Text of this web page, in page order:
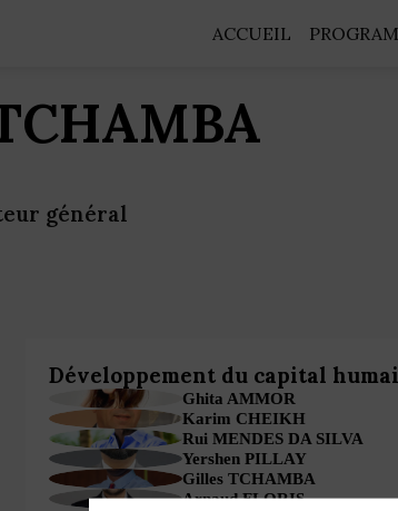
ACCUEIL
général
Développement du capital
GA Ghita AMMOR
KC Karim CHEIKH
RMDS Rui MENDES DA SILVA
YP Yershen PILLAY
GT Gilles TCHAMBA
AF Arnaud FLORIS